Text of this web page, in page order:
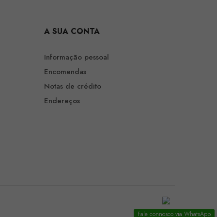
A SUA CONTA
Informação pessoal
Encomendas
Notas de crédito
Endereços
Fale connosco via WhatsApp